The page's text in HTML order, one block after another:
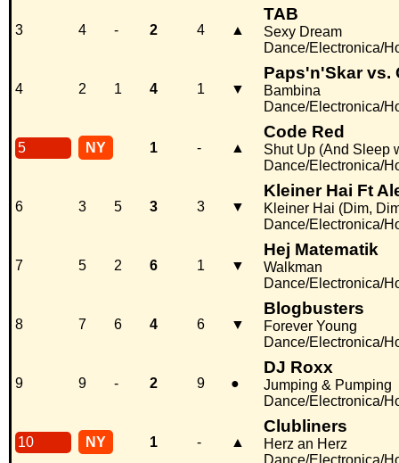
3 4 - 2 4 ▲
TAB
Sexy Dream
Dance/Electronica/
4 2 1 4 1 ▼
Paps'n'Skar vs.
Bambina
Dance/Electronica/
5 NY 1 - ▲
Code Red
Shut Up (And Sleep
Dance/Electronica/
6 3 5 3 3 ▼
Kleiner Hai Ft
Kleiner Hai (Dim,
Dance/Electronica/
7 5 2 6 1 ▼
Hej Matematik
Walkman
Dance/Electronica/
8 7 6 4 6 ▼
Blogbusters
Forever Young
Dance/Electronica/
9 9 - 2 9 ●
DJ Roxx
Jumping & Pumping
Dance/Electronica/
10 NY 1 - ▲
Clubliners
Herz an Herz